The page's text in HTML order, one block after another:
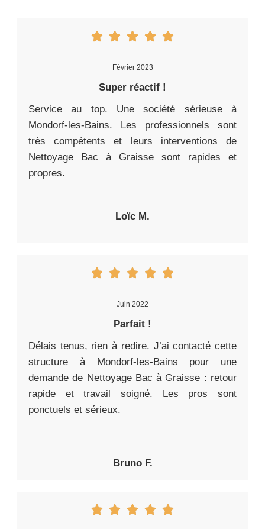
Février 2023
Super réactif !
Service au top. Une société sérieuse à
Mondorf-les-Bains. Les professionnels sont
très compétents et leurs interventions de
Nettoyage Bac à Graisse sont rapides et
propres.
Loïc M.
Juin 2022
Parfait !
Délais tenus, rien à redire. J’ai contacté cette
structure à Mondorf-les-Bains pour une
demande de Nettoyage Bac à Graisse : retour
rapide et travail soigné. Les pros sont
ponctuels et sérieux.
Bruno F.